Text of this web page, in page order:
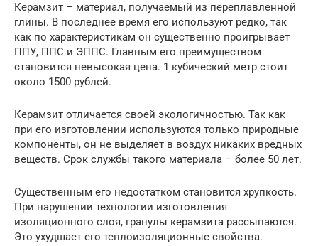
Керамзит – материал, получаемый из переплавленной
глины. В последнее время его используют редко, так
как по характеристикам он существенно проигрывает
ППУ, ППС и ЭППС. Главным его преимуществом
становится невысокая цена. 1 кубический метр стоит
около 1500 рублей.
Керамзит отличается своей экологичностью. Так как
при его изготовлении используются только природные
компоненты, он не выделяет в воздух никаких вредных
веществ. Срок службы такого материала – более 50 лет.
Существенным его недостатком становится хрупкость.
При нарушении технологии изготовления
изоляционного слоя, гранулы керамзита рассыпаются.
Это ухудшает его теплоизоляционные свойства.